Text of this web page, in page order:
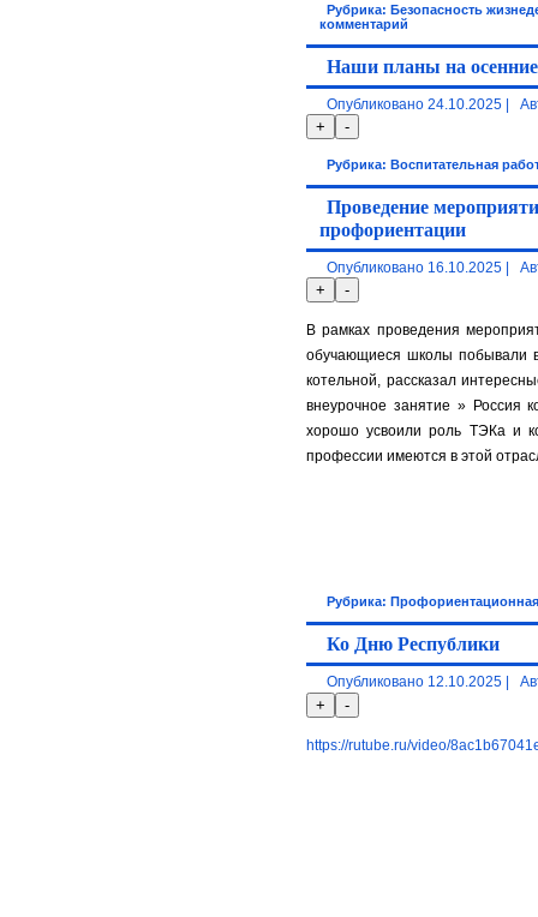
Рубрика: Безопасность
комментарий
Наши планы на
Опубликовано 24.10.2025 |
Рубрика: Воспитательная
Проведение
профориентации
Опубликовано 16.10.2025
В рамках проведения
обучающиеся школы побывали в
котельной, рассказал
внеурочное занятие » Россия
хорошо усвоили роль ТЭКа и
профессии имеются в этой
Рубрика:
Ко Дню Республики
Опубликовано 12.10.2025
https://rutube.ru/video/